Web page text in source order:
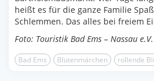
heißt es für die ganze Familie
Schlemmen. Das alles bei freiem
Foto: Touristik Bad Ems – Nassau e.V.
Bad Ems Blütenmärchen rollende